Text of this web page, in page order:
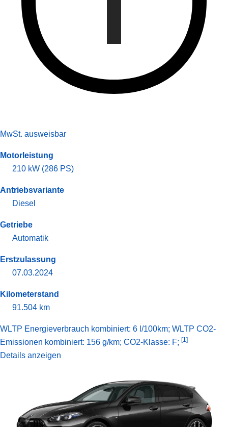
MwSt. ausweisbar
Motorleistung
210 kW (286 PS)
Antriebsvariante
Diesel
Getriebe
Automatik
Erstzulassung
07.03.2024
Kilometerstand
91.504 km
WLTP Energieverbrauch kombiniert: 6 l/100km; WLTP CO2-
Emissionen kombiniert: 156 g/km; CO2-Klasse: F; [1]
Details anzeigen